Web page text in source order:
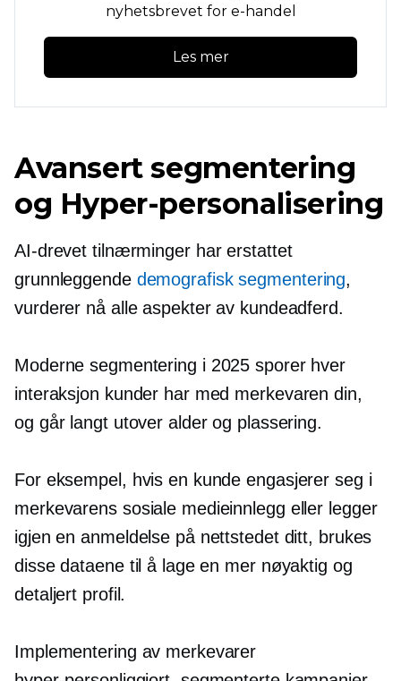
nyhetsbrevet for e-handel
Les mer
Avansert segmentering
og Hyper-personalisering
AI-drevet tilnærminger har erstattet
grunnleggende demografisk segmentering,
vurderer nå alle aspekter av kundeadferd.
Moderne segmentering i 2025 sporer hver
interaksjon kunder har med merkevaren din,
og går langt utover alder og plassering.
For eksempel, hvis en kunde engasjerer seg i
merkevarens sosiale medieinnlegg eller legger
igjen en anmeldelse på nettstedet ditt, brukes
disse dataene til å lage en mer nøyaktig og
detaljert profil.
Implementering av merkevarer